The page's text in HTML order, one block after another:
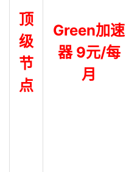
顶
级
节
点
Green加速
器 9元/每
月